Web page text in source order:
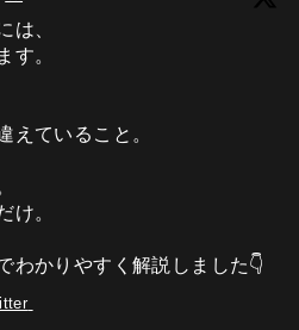
は、
す。
えていること。
け。
わかりやすく解説しました👇